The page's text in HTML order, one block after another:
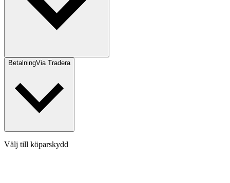
BetalningVia Tradera
Välj till köparskydd